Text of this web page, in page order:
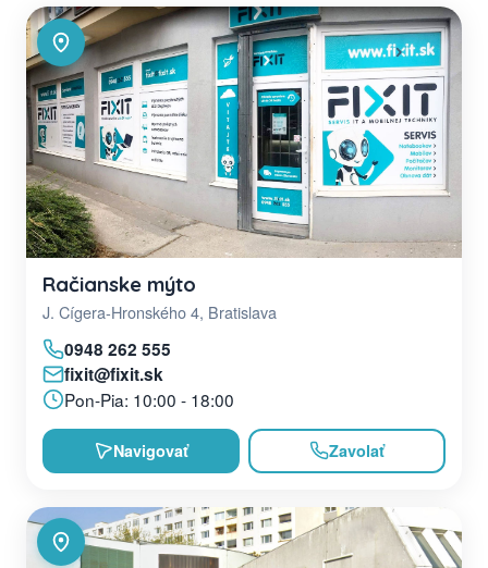
Račianske mýto
J. Cígera-Hronského 4, Bratislava
0948 262 555
fixit@fixit.sk
Pon-Pia: 10:00 - 18:00
Navigovať Zavolať